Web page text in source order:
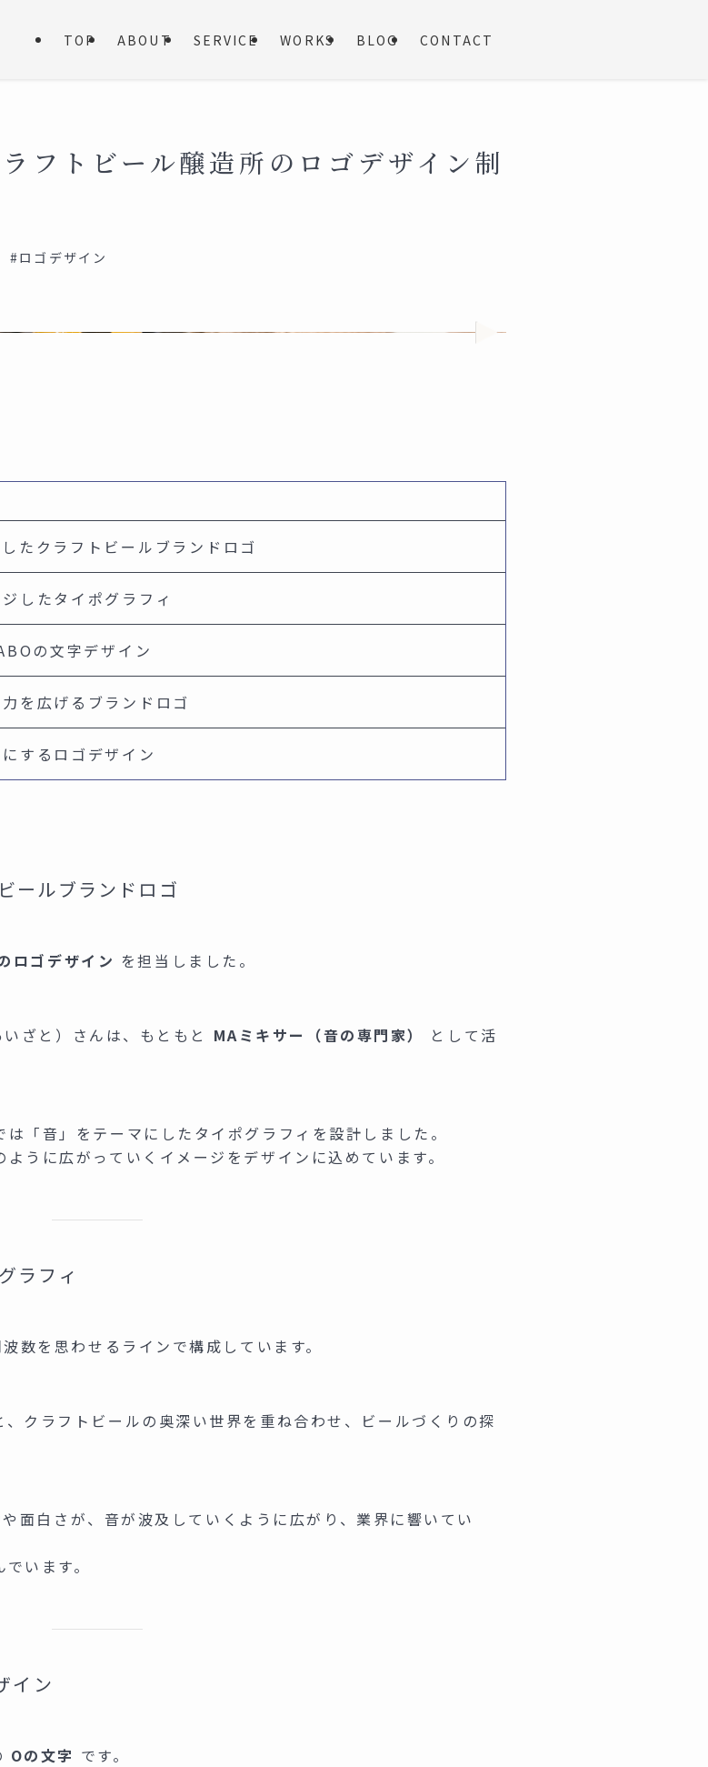
TOP ABOUT SERVICE WORKS BLOG CONTACT
フトビール醸造所のロゴデザイン制
#ロゴデザイン
たクラフトビールブランドロゴ
したタイポグラフィ
の文字デザイン
を広げるブランドロゴ
するロゴデザイン
ールブランドロゴ
ロゴデザイン を担当しました。
ざと）さんは、もともと MAミキサー（音の専門家）
として活
「音」をテーマにしたタイポグラフィを設計しました。
うに広がっていくイメージをデザインに込めています。
ラフィ
数を思わせるラインで構成しています。
クラフトビールの奥深い世界を重ね合わせ、ビールづくりの探
面白さが、音が波及していくように広がり、業界に響いてい
います。
イン
Oの文字 です。